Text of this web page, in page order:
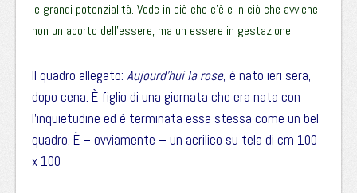
le grandi potenzialità. Vede in ciò che c’è e in ciò che avviene
non un aborto dell’essere, ma un essere in gestazione.
Il quadro allegato: Aujourd’hui la rose, è nato ieri sera,
dopo cena. È figlio di una giornata che era nata con
l’inquietudine ed è terminata essa stessa come un bel
quadro. È – ovviamente – un acrilico su tela di cm 100
x 100